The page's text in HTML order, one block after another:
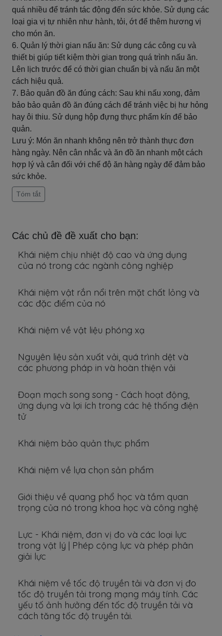
quá nhiều để tránh tác động đến sức khỏe. Sử dụng các
loại gia vị tự nhiên như hành, tỏi, ớt để thêm hương vị
cho món ăn.
6. Quản lý thời gian nấu ăn: Sử dụng các công cụ và
thiết bị giúp tiết kiệm thời gian trong quá trình nấu ăn.
Lên lịch trước để có thời gian chuẩn bị và nấu ăn một
cách hiệu quả.
7. Bảo quản đồ ăn đúng cách: Sau khi nấu xong, đảm
bảo bảo quản đồ ăn đúng cách để tránh việc bị hư hỏng
hay ôi thiu. Sử dụng hộp đựng thực phẩm kín để bảo
quản.
Lưu ý: Món ăn nhanh không nên trở thành thực đơn
hàng ngày. Nên cân nhắc và ăn đồ ăn nhanh một cách
hợp lý và cân đối với chế độ ăn hàng ngày để đảm bảo
sức khỏe.
Tóm tắt
Các chủ đề đề xuất cho bạn:
Khái niệm chịu nhiệt độ cao và ứng dụng
của nó trong các ngành công nghiệp
Khái niệm vật rắn nổi trên mặt chất lỏng và
các đặc điểm của nó
Khái niệm về vật liệu phóng xạ
Nguyên liệu sản xuất vải, quá trình dệt và
các phương pháp in và hoàn thiện vải
Đoạn mạch song song - Cách hoạt động,
ứng dụng và lợi ích trong các hệ thống điện
tử
Khái niệm bảo quản thực phẩm
Khái niệm về lựa chọn sản phẩm
Giới thiệu về quang phổ học và tầm quan
trọng của nó trong khoa học và công nghệ
Lực - Khái niệm, đơn vị đo và các loại lực
trong vật lý | Phép cộng lực và phép phân
giải lực
Khái niệm về tốc độ truyền tải và đơn vị đo
tốc độ truyền tải trong mạng máy tính. Các
yếu tố ảnh hưởng đến tốc độ truyền tải và
cách tăng tốc độ truyền tải.